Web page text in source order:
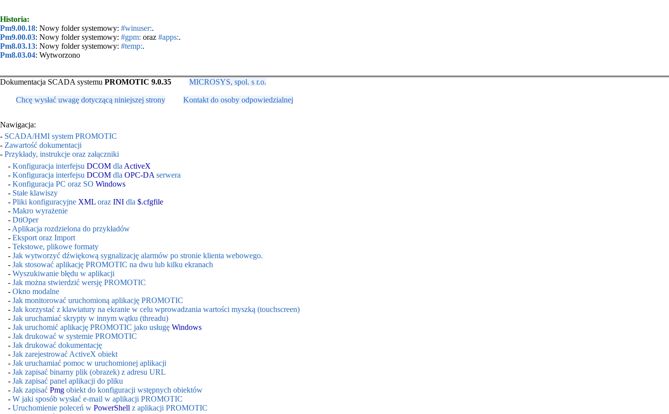
Historia:
Pm9.00.18: Nowy folder systemowy: #winuser:.
Pm9.00.03: Nowy folder systemowy: #gpm: oraz #apps:.
Pm8.03.13: Nowy folder systemowy: #temp:.
Pm8.03.04: Wytworzono
Dokumentacja SCADA systemu PROMOTIC 9.0.35 MICROSYS, spol. s r.o.
Chcę wysłać uwagę dotyczącą niniejszej strony Kontakt do osoby odpowiedzialnej
Nawigacja:
- SCADA/HMI system PROMOTIC
- Zawartość dokumentacji
- Przykłady, instrukcje oraz załączniki
- Konfiguracja interfejsu DCOM dla ActiveX
- Konfiguracja interfejsu DCOM dla OPC-DA serwera
- Konfiguracja PC oraz SO Windows
- Stałe klawiszy
- Pliki konfiguracyjne XML oraz INI dla $.cfgfile
- Makro wyrażenie
- DtiOper
- Aplikacja rozdzielona do przykładów
- Eksport oraz Import
- Tekstowe, plikowe formaty
- Jak wytworzyć dźwiękową sygnalizację alarmów po stronie klienta webowego.
- Jak stosować aplikację PROMOTIC na dwu lub kilku ekranach
- Wyszukiwanie błędu w aplikacji
- Jak można stwierdzić wersję PROMOTIC
- Okno modalne
- Jak monitorować uruchomioną aplikację PROMOTIC
- Jak korzystać z klawiatury na ekranie w celu wprowadzania wartości myszką (touchscreen)
- Jak uruchamiać skrypty w innym wątku (threadu)
- Jak uruchomić aplikację PROMOTIC jako usługę Windows
- Jak drukować w systemie PROMOTIC
- Jak drukować dokumentację
- Jak zarejestrować ActiveX obiekt
- Jak uruchamiać pomoc w uruchomionej aplikacji
- Jak zapisać binarny plik (obrazek) z adresu URL
- Jak zapisać panel aplikacji do pliku
- Jak zapisać Pmg obiekt do konfiguracji wstępnych obiektów
- W jaki sposób wysłać e-mail w aplikacji PROMOTIC
- Uruchomienie poleceń w PowerShell z aplikacji PROMOTIC